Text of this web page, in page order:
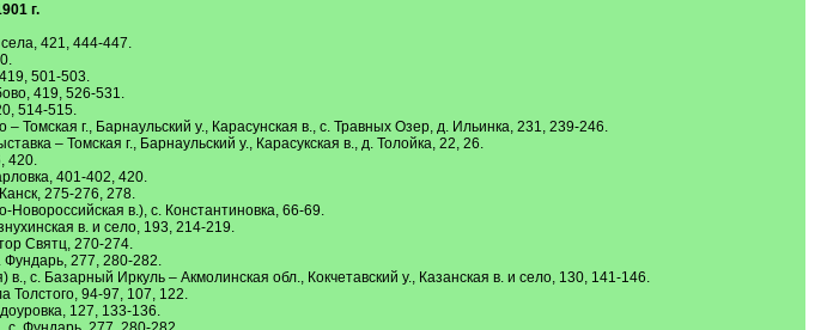
г.
421, 444-447.
501-503.
419, 526-531.
514-515.
Томская г., Барнаульский у., Карасунская в., с. Травных Озер, д. Ильинка, 231, 239-246.
– Томская г., Барнаульский у., Карасукская в., д. Толойка, 22, 26.
420.
401-402, 420.
275-276, 278.
Новороссийская в.), с. Константиновка, 66-69.
в. и село, 193, 214-219.
Святц, 270-274.
Фундарь, 277, 280-282.
с. Базарный Иркуль – Акмолинская обл., Кокчетавский у., Казанская в. и село, 130, 141-146.
Толстого, 94-97, 107, 122.
127, 133-136.